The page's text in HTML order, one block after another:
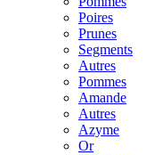
Poires
Prunes
Segments
Autres
Pommes
Amande
Autres
Azyme
Or